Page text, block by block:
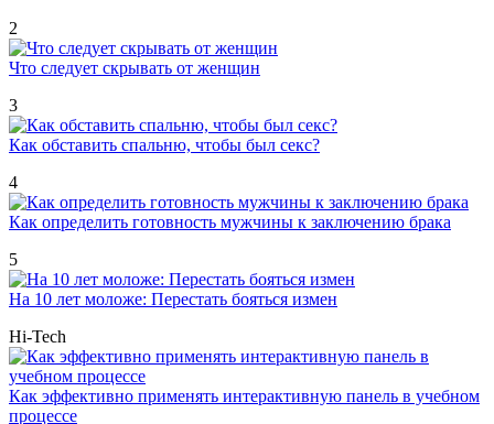
2
Что следует скрывать от женщин
3
Как обставить спальню, чтобы был секс?
4
Как определить готовность мужчины к заключению брака
5
На 10 лет моложе: Перестать бояться измен
Hi-Tech
Как эффективно применять интерактивную панель в учебном
процессе